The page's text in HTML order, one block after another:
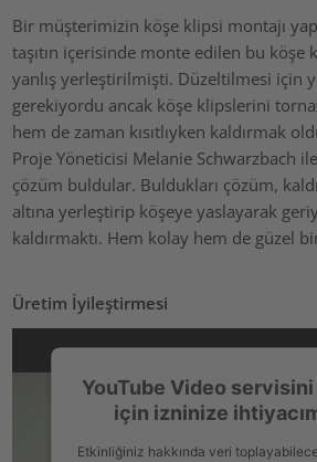
Bir müşterimizin köşe klipsi montajı
taşıtın içerisinde monte edilen bu köşe
yanlış yerleştirilmişti. Düzeltilmesi için
gerekiyordu ancak köşe klipslerini
hem de zaman kısıtlıyken kaldırmak
Proje Yöneticisi Melanie Schwarzbach
çözüm buldular. Buldukları çözüm,
altına yerleştirip köşeye yaslayarak
kaldırmaktı. Hem kolay hem de güzel
Üretim İyileştirmesi
YouTube Video
için izninize
Etkinliğiniz hakkında veri